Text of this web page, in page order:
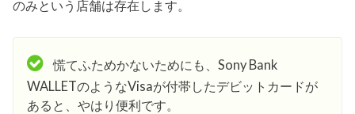
のみという店舗は存在します。
慌てふためかないためにも、Sony Bank
WALLETのようなVisaが付帯したデビットカードが
あると、やはり便利です。